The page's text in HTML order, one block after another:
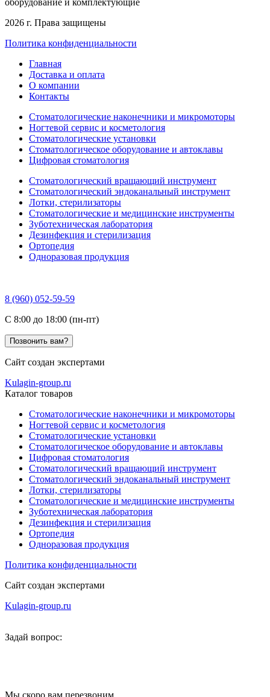
оборудование и комплектующие
2026 г. Права защищены
Политика конфиденциальности
Главная
Доставка и оплата
О компании
Контакты
Стоматологические наконечники и микромоторы
Ногтевой сервис и косметология
Стоматологические установки
Стоматологическое оборудование и автоклавы
Цифровая стоматология
Стоматологический вращающий инструмент
Стоматологический эндоканальный инструмент
Лотки, стерилизаторы
Стоматологические и медицинские инструменты
Зуботехническая лаборатория
Дезинфекция и стерилизация
Ортопедия
Одноразовая продукция
8 (960) 052-59-59
C 8:00 до 18:00 (пн-пт)
Позвонить вам?
Сайт создан экспертами
Kulagin-group.ru
Каталог товаров
Стоматологические наконечники и микромоторы
Ногтевой сервис и косметология
Стоматологические установки
Стоматологическое оборудование и автоклавы
Цифровая стоматология
Стоматологический вращающий инструмент
Стоматологический эндоканальный инструмент
Лотки, стерилизаторы
Стоматологические и медицинские инструменты
Зуботехническая лаборатория
Дезинфекция и стерилизация
Ортопедия
Одноразовая продукция
Политика конфиденциальности
Сайт создан экспертами
Kulagin-group.ru
Задай вопрос:
Мы скоро вам перезвоним